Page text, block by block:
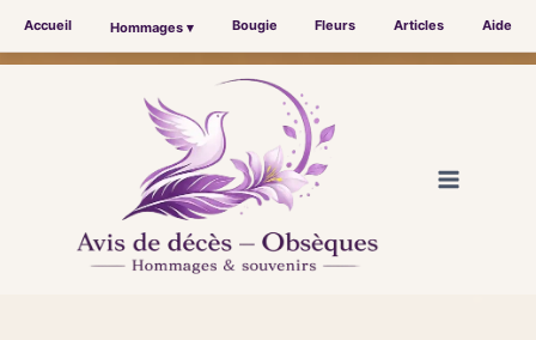
Accueil Hommages ▾ Bougie Fleurs Articles Aide